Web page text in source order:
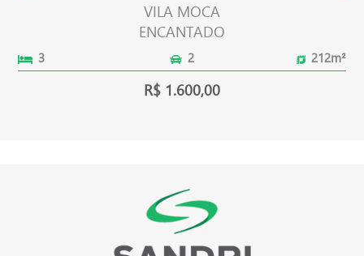
VILA MOCA
ENCANTADO
3 2 212m²
R$ 1.600,00